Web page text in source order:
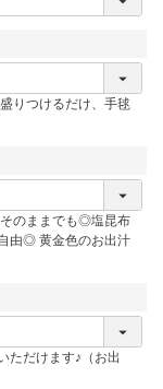
りつけるだけ、手毬
のままでも◎塩昆布
由◎ 黄金色のお出汁
ただけます♪（お出